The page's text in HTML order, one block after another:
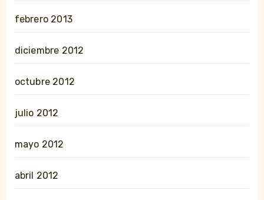
febrero 2013
diciembre 2012
octubre 2012
julio 2012
mayo 2012
abril 2012